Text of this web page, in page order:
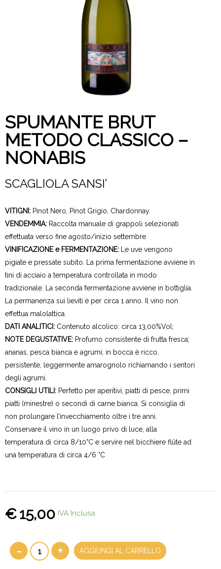
SPUMANTE BRUT
METODO CLASSICO –
NONABIS
SCAGLIOLA SANSI’
VITIGNI: Pinot Nero, Pinot Grigio, Chardonnay
VENDEMMIA: Raccolta manuale di grappoli selezionati
effettuata verso fine agosto/inizio settembre
VINIFICAZIONE e FERMENTAZIONE: Le uve vengono
pigiate e pressate subito. La prima fermentazione avviene in
tini di acciaio a temperatura controllata in modo
tradizionale. La seconda fermentazione avviene in bottiglia.
La permanenza sui lieviti è per circa 1 anno. Il vino non
effettua malolattica.
DATI ANALITICI: Contenuto alcolico: circa 13,00%Vol;
NOTE DEGUSTATIVE: Profumo consistente di frutta fresca;
ananas, pesca bianca e agrumi; in bocca è ricco,
persistente, leggermente amarognolo richiamando i sentori
degli agrumi.
CONSIGLI UTILI: Perfetto per aperitivi, piatti di pesce, primi
piatti (minestre) o secondi di carne bianca. Si consiglia di
non prolungare l’invecchiamento oltre i tre anni.
Conservare il vino in un luogo privo di luce, alla
temperatura di circa 8/10°C e servire nel bicchiere flûte ad
una temperatura di circa 4/6 °C
15,00
€ IVA Inclusa
- + AGGIUNGI AL CARRELLO